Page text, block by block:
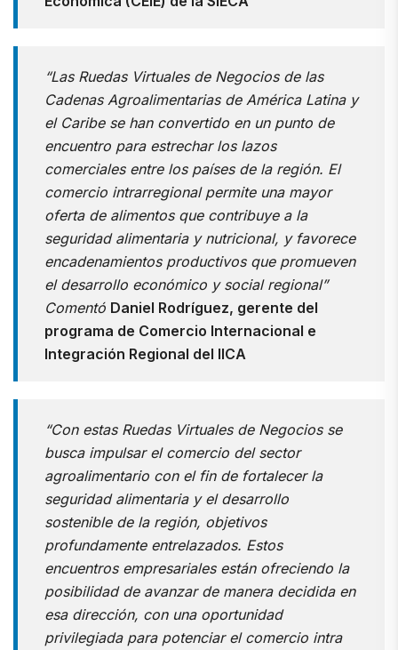
“Las Ruedas Virtuales de Negocios de las
Cadenas Agroalimentarias de América Latina y
el Caribe se han convertido en un punto de
encuentro para estrechar los lazos
comerciales entre los países de la región. El
comercio intrarregional permite una mayor
oferta de alimentos que contribuye a la
seguridad alimentaria y nutricional, y favorece
encadenamientos productivos que promueven
el desarrollo económico y social regional”
Comentó Daniel Rodríguez, gerente del
programa de Comercio Internacional e
Integración Regional del IICA
“Con estas Ruedas Virtuales de Negocios se
busca impulsar el comercio del sector
agroalimentario con el fin de fortalecer la
seguridad alimentaria y el desarrollo
sostenible de la región, objetivos
profundamente entrelazados. Estos
encuentros empresariales están ofreciendo la
posibilidad de avanzar de manera decidida en
esa dirección, con una oportunidad
privilegiada para potenciar el comercio intra